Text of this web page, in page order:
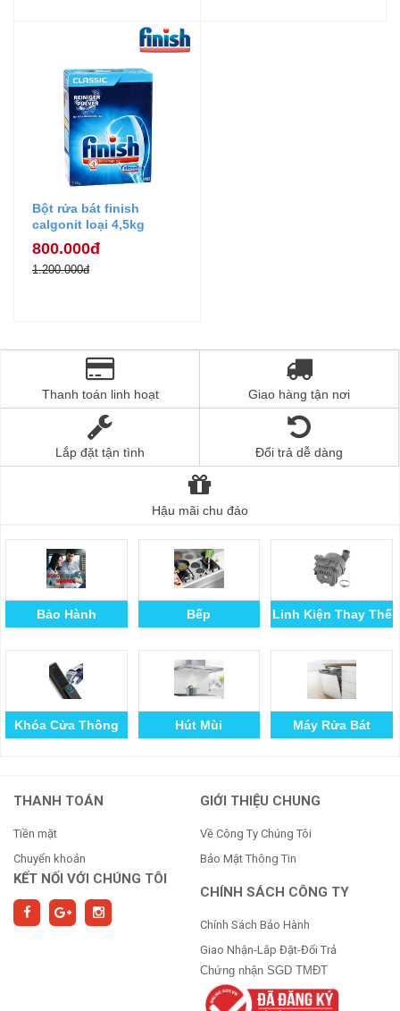
Bột rửa bát finish
calgonit loại 4,5kg
800.000đ
1.200.000đ
Thanh toán linh hoạt Giao hàng tận nơi
Lắp đặt tận tình Đổi trả dễ dàng
Hậu mãi chu đáo
Bảo Hành Bếp Linh Kiện Thay Thế
Khóa Cửa Thông
Hút Mùi Máy Rửa Bát
THANH TOÁN
Tiền mặt
Chuyển khoản
KẾT NỐI VỚI CHÚNG TÔI
GIỚI THIỆU CHUNG
Về Công Ty Chúng Tôi
Bảo Mật Thông Tin
CHÍNH SÁCH CÔNG TY
Chính Sách Bảo Hành
Giao Nhận-Lắp Đặt-Đổi Trả
Chứng nhận SGD TMĐT